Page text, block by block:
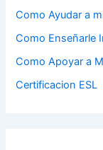
Como Ayudar a
Como Enseñarle
Como Apoyar a
Certificacion ESL